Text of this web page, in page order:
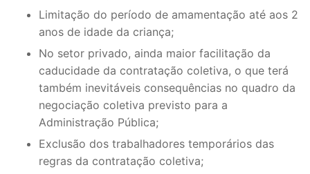
Limitação do período de amamentação até aos 2
anos de idade da criança;
No setor privado, ainda maior facilitação da
caducidade da contratação coletiva, o que terá
também inevitáveis consequências no quadro da
negociação coletiva previsto para a
Administração Pública;
Exclusão dos trabalhadores temporários das
regras da contratação coletiva;